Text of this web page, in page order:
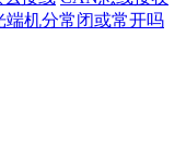
端机分常闭或常开吗